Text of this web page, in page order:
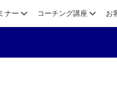
ナー コーチング講座 お